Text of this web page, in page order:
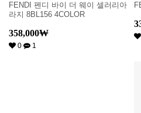
FENDI 펜디 바이 더 웨이 셀러리아
라지 8BL156 4COLOR
358,000₩
0 1